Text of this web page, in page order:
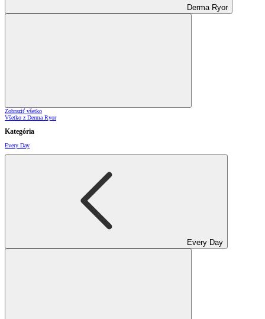
Derma Ryor
Zobraziť všetko
Všetko z Derma Ryor
Kategória
Every Day
Every Day